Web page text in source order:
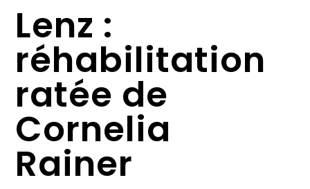
Lenz :
réhabilitation
ratée de
Cornelia
Rainer